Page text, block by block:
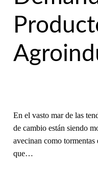
En el vasto mar de las
de cambio están siendo
avecinan como
que…